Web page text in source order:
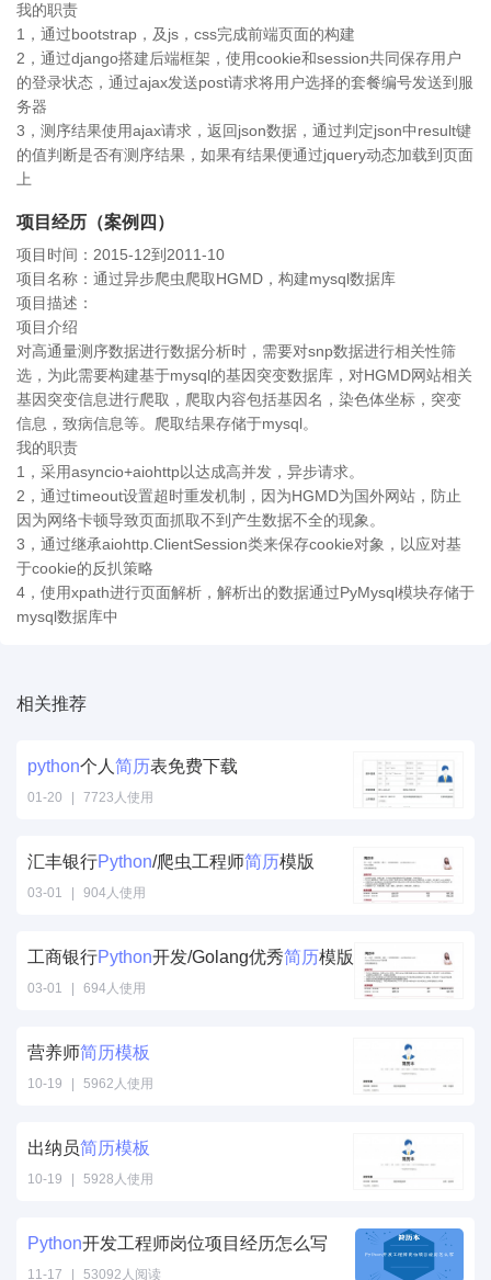
我的职责
1，通过bootstrap，及js，css完成前端页面的构建
2，通过django搭建后端框架，使用cookie和session共同保存用户
的登录状态，通过ajax发送post请求将用户选择的套餐编号发送到服
务器
3，测序结果使用ajax请求，返回json数据，通过判定json中result键
的值判断是否有测序结果，如果有结果便通过jquery动态加载到页面
上
项目经历（案例四）
项目时间：2015-12到2011-10
项目名称：通过异步爬虫爬取HGMD，构建mysql数据库
项目描述：
项目介绍
对高通量测序数据进行数据分析时，需要对snp数据进行相关性筛
选，为此需要构建基于mysql的基因突变数据库，对HGMD网站相关
基因突变信息进行爬取，爬取内容包括基因名，染色体坐标，突变
信息，致病信息等。爬取结果存储于mysql。
我的职责
1，采用asyncio+aiohttp以达成高并发，异步请求。
2，通过timeout设置超时重发机制，因为HGMD为国外网站，防止
因为网络卡顿导致页面抓取不到产生数据不全的现象。
3，通过继承aiohttp.ClientSession类来保存cookie对象，以应对基
于cookie的反扒策略
4，使用xpath进行页面解析，解析出的数据通过PyMysql模块存储于
mysql数据库中
相关推荐
python个人 简历表免费下载
01-20 7723人使用
汇丰银行Python/爬虫工程师简历模版
03-01 904人使用
工商银行Python开发/Golang优秀简历模版
03-01 694人使用
营养师简历模板
10-19 5962人使用
出纳员简历模板
10-19 5928人使用
Python开发工程师岗位项目经历怎么写
11-17 53092人阅读